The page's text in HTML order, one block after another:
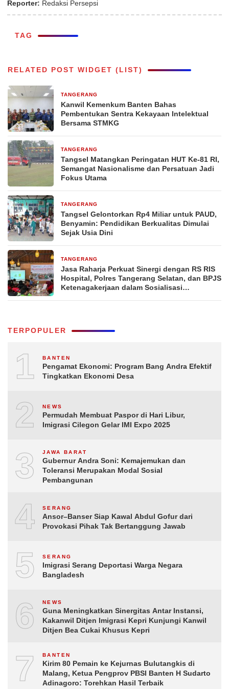
Reporter: Redaksi Persepsi
TAG
RELATED POST WIDGET (LIST)
TANGERANG
Kanwil Kemenkum Banten Bahas
Pembentukan Sentra Kekayaan Intelektual
Bersama STMKG
TANGERANG
Tangsel Matangkan Peringatan HUT Ke-81 RI,
Semangat Nasionalisme dan Persatuan Jadi
Fokus Utama
TANGERANG
Tangsel Gelontorkan Rp4 Miliar untuk PAUD,
Benyamin: Pendidikan Berkualitas Dimulai
Sejak Usia Dini
TANGERANG
Jasa Raharja Perkuat Sinergi dengan RS RIS
Hospital, Polres Tangerang Selatan, dan BPJS
Ketenagakerjaan dalam Sosialisasi
TERPOPULER
1 BANTEN
Pengamat Ekonomi: Program Bang Andra Efektif
Tingkatkan Ekonomi Desa
2 NEWS
Permudah Membuat Paspor di Hari Libur,
Imigrasi Cilegon Gelar IMI Expo 2025
3 JAWA BARAT
Gubernur Andra Soni: Kemajemukan dan
Toleransi Merupakan Modal Sosial
Pembangunan
4 SERANG
Ansor–Banser Siap Kawal Abdul Gofur dari
Provokasi Pihak Tak Bertanggung Jawab
5 SERANG
Imigrasi Serang Deportasi Warga Negara
Bangladesh
6 NEWS
Guna Meningkatkan Sinergitas Antar Instansi,
Kakanwil Ditjen Imigrasi Kepri Kunjungi Kanwil
Ditjen Bea Cukai Khusus Kepri
7 BANTEN
Kirim 80 Pemain ke Kejurnas Bulutangkis di
Malang, Ketua Pengprov PBSI Banten H Sudarto
Adinagoro: Torehkan Hasil Terbaik